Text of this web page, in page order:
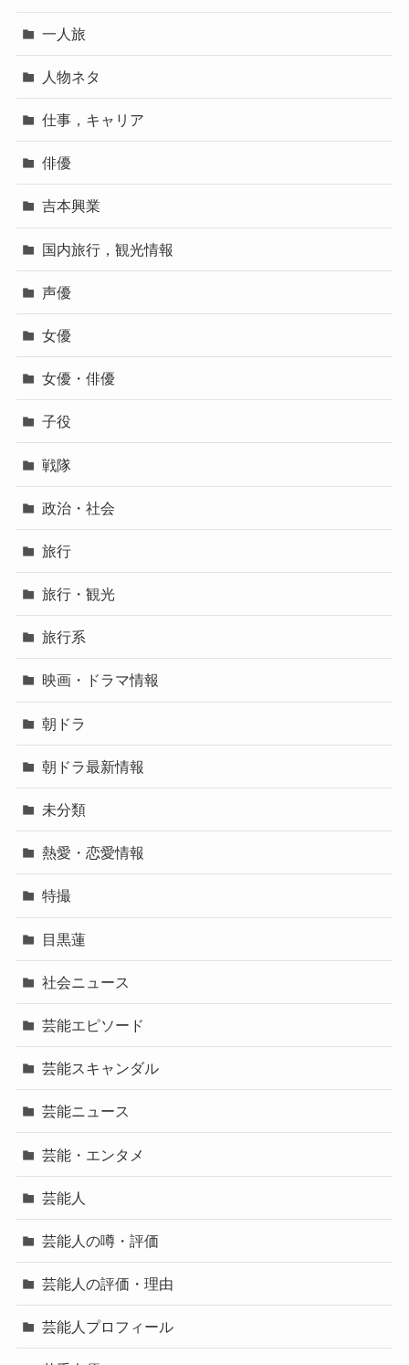
一人旅
人物ネタ
仕事，キャリア
俳優
吉本興業
国内旅行，観光情報
声優
女優
女優・俳優
子役
戦隊
政治・社会
旅行
旅行・観光
旅行系
映画・ドラマ情報
朝ドラ
朝ドラ最新情報
未分類
熱愛・恋愛情報
特撮
目黒蓮
社会ニュース
芸能エピソード
芸能スキャンダル
芸能ニュース
芸能・エンタメ
芸能人
芸能人の噂・評価
芸能人の評価・理由
芸能人プロフィール